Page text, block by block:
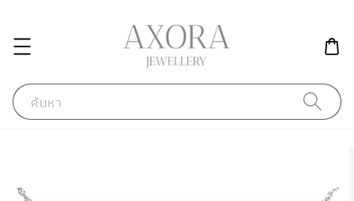
ค้นหา